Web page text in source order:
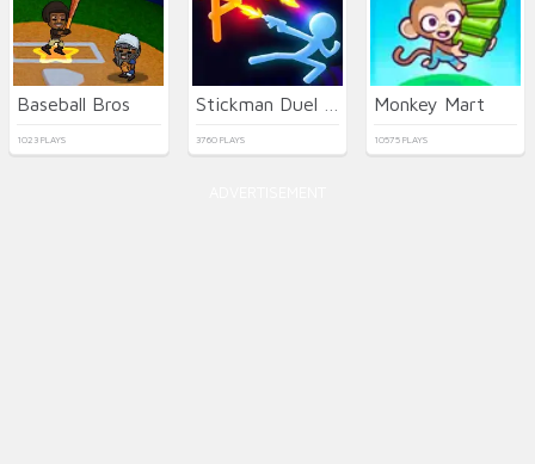
Baseball Bros
1023 PLAYS 3760 PLAYS
Monkey Mart
10575 PLAYS